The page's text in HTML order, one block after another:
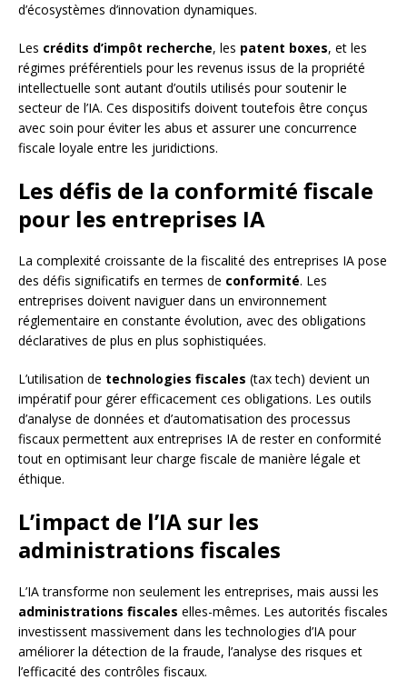
d’écosystèmes d’innovation dynamiques.
Les crédits d’impôt recherche, les patent boxes, et les
régimes préférentiels pour les revenus issus de la propriété
intellectuelle sont autant d’outils utilisés pour soutenir le
secteur de l’IA. Ces dispositifs doivent toutefois être conçus
avec soin pour éviter les abus et assurer une concurrence
fiscale loyale entre les juridictions.
Les défis de la conformité fiscale
pour les entreprises IA
La complexité croissante de la fiscalité des entreprises IA pose
des défis significatifs en termes de conformité. Les
entreprises doivent naviguer dans un environnement
réglementaire en constante évolution, avec des obligations
déclaratives de plus en plus sophistiquées.
L’utilisation de technologies fiscales (tax tech) devient un
impératif pour gérer efficacement ces obligations. Les outils
d’analyse de données et d’automatisation des processus
fiscaux permettent aux entreprises IA de rester en conformité
tout en optimisant leur charge fiscale de manière légale et
éthique.
L’impact de l’IA sur les
administrations fiscales
L’IA transforme non seulement les entreprises, mais aussi les
administrations fiscales elles-mêmes. Les autorités fiscales
investissent massivement dans les technologies d’IA pour
améliorer la détection de la fraude, l’analyse des risques et
l’efficacité des contrôles fiscaux.